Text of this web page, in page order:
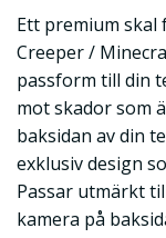
Ett premium skal
Creeper /
passform till din
mot skador som
baksidan av din
exklusiv design
Passar utmärkt
kamera på